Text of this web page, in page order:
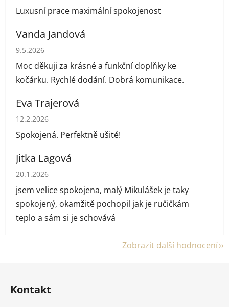
Luxusní prace maximální spokojenost
Vanda Jandová
Hodnocení obchodu je 5 z 5 hvězdiček.
9.5.2026
Moc děkuji za krásné a funkční doplňky ke
kočárku. Rychlé dodání. Dobrá komunikace.
Eva Trajerová
Hodnocení obchodu je 5 z 5 hvězdiček.
12.2.2026
Spokojená. Perfektně ušité!
Jitka Lagová
Hodnocení obchodu je 5 z 5 hvězdiček.
20.1.2026
jsem velice spokojena, malý Mikulášek je taky
spokojený, okamžitě pochopil jak je ručičkám
teplo a sám si je schovává
Zobrazit další hodnocení
Kontakt